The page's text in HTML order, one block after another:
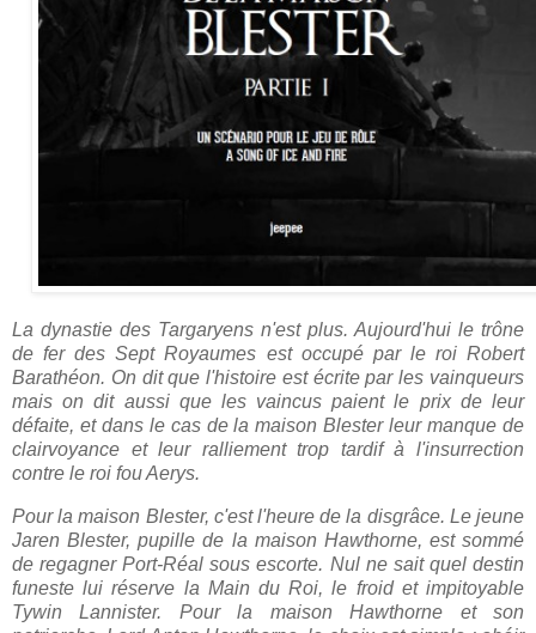
La dynastie des Targaryens n'est plus. Aujourd'hui le trône
de fer des Sept Royaumes est occupé par le roi Robert
Barathéon. On dit que l'histoire est écrite par les vainqueurs
mais on dit aussi que les vaincus paient le prix de leur
défaite, et dans le cas de la maison Blester leur manque de
clairvoyance et leur ralliement trop tardif à l'insurrection
contre le roi fou Aerys.
Pour la maison Blester, c'est l'heure de la disgrâce. Le jeune
Jaren Blester, pupille de la maison Hawthorne, est sommé
de regagner Port-Réal sous escorte. Nul ne sait quel destin
funeste lui réserve la Main du Roi, le froid et impitoyable
Tywin Lannister. Pour la maison Hawthorne et son